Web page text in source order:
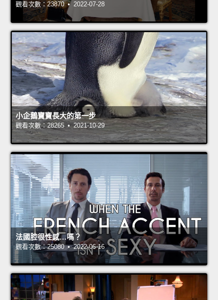
觀看次數：23870 • 2022-07-28
小企鵝寶寶長大的第一步
觀看次數：28265 • 2021-10-29
法國腔很性感…嗎？
觀看次數：25080 • 2022-06-16